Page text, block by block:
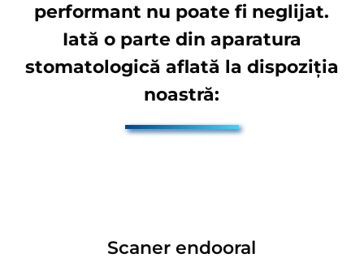
performant nu poate fi neglijat.
Iată o parte din aparatura
stomatologică aflată la dispoziția
noastră:
Scaner endooral